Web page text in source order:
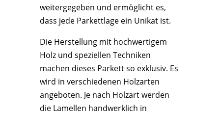
weitergegeben und ermöglicht es,
dass jede Parkettlage ein Unikat ist.
Die Herstellung mit hochwertigem
Holz und speziellen Techniken
machen dieses Parkett so exklusiv. Es
wird in verschiedenen Holzarten
angeboten. Je nach Holzart werden
die Lamellen handwerklich in